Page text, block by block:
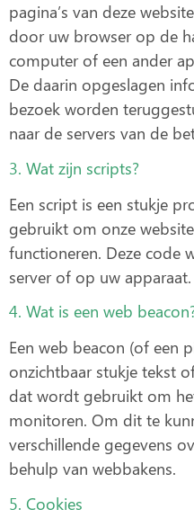
pagina’s van deze
door uw browser op de
computer of een ander
De daarin opgeslagen
bezoek worden
naar de servers van de
3. Wat zijn scripts?
Een script is een stukje
gebruikt om onze
functioneren. Deze code
server of op uw apparaat.
4. Wat is een web
Een web beacon (of een
onzichtbaar stukje tekst
dat wordt gebruikt om
monitoren. Om dit te
verschillende gegevens
behulp van webbakens.
5. Cookies